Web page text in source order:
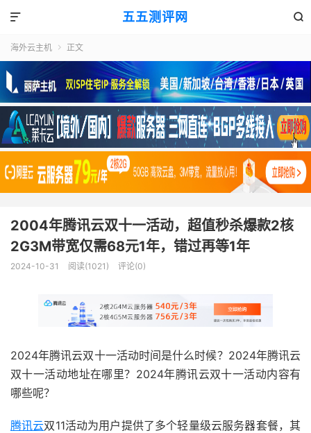
五五测评网 

海外云主机  正文
2004年腾讯云双十一活动，超值秒杀爆款2核
2G3M带宽仅需68元1年，错过再等1年
2024-10-31 阅读(1021) 评论(0)
2024年腾讯云双十一活动时间是什么时候？2024年腾讯云
双十一活动地址在哪里？2024年腾讯云双十一活动内容有
哪些呢？
腾讯云双11活动为用户提供了多个轻量级云服务器套餐，其